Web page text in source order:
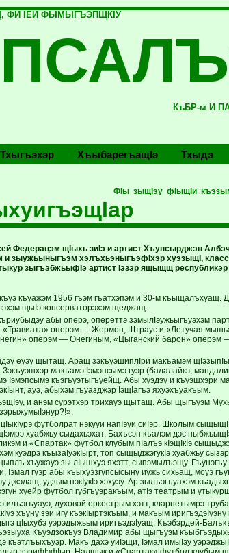
ФИ IЕЙ ФЫМЫГЪЭПЩКIУ
КъБР-м И
Тхыгъэхэр Хъыбарегъащlэ Тхыдэ
ФIы зыщIэу фIыщIи
Федерацэм щIыхь зиIэ и артист Хъупсырджэн
и зыужьыныгъэм хэлъхьэныгъэфIхэр хуэзыщI,
зыгъэбжьыфIэ артист Iэзэр ящыщщ
къуажэм 1956 гъэм гъатхэпэм и 30-м къыщалъхуащ.
щыIэ консерваторэхэм щеджащ.
абы оперэ, опереттэ зэмылIэужьыгъуэхэм
«Травиата» оперэм — Жермон, Штраус и «Летучая
оперэм — Онегиным, «Цыганский барон» оперэм
еуэу щытащ. Аращ зэкъуэшиплIри макъамэм
макъамэ Iэмэпсымэ гуэр (балалайкэ,
Iэмэпсымэ къэгъуэтыгъуейщ. Абы хуэдэу и къуэшхэри
ауэ, абыхэм гъуазджэр IэщIагъэ яхуэхъуакъым.
и анэм сурэтхэр трихауэ щытащ. Абы щыгъуэм
футболрат нэкууи напIэуи сиIэр. Школым
хуабжьу сыдахьэхат. Бахъсэн къалэм дэс
и «Спартак» футбол клубым пIалъэ кIэщIкIэ
къызаIуэкIырт, топ сыщыджэгукIэ хуабжьу
хъужауэ зы лIышхуэ яхэтт, сыпэмылъэщу. Гъунэгъу
Iэмал гуэр абы къыхуэзгупсысыну иужь сихьащ, моуэ
удзым нэкIукIэ хэхуэу. Ар зылъэгъуахэм
хуейр футбол губгъуэракъым, атIэ театрым и
духовой оркестрым хэтт, кларнетымрэ
хъуну зэи игу къэкIыртэкъым, и макъым
цIыхубэ уэрэдыжьым иригъэдэIуащ. Къэбэрдей-
Къуэдзокъуэ Владимир абы щыгъуэм
Макъ дахэ уиIэщи, Iэмал имыIэу